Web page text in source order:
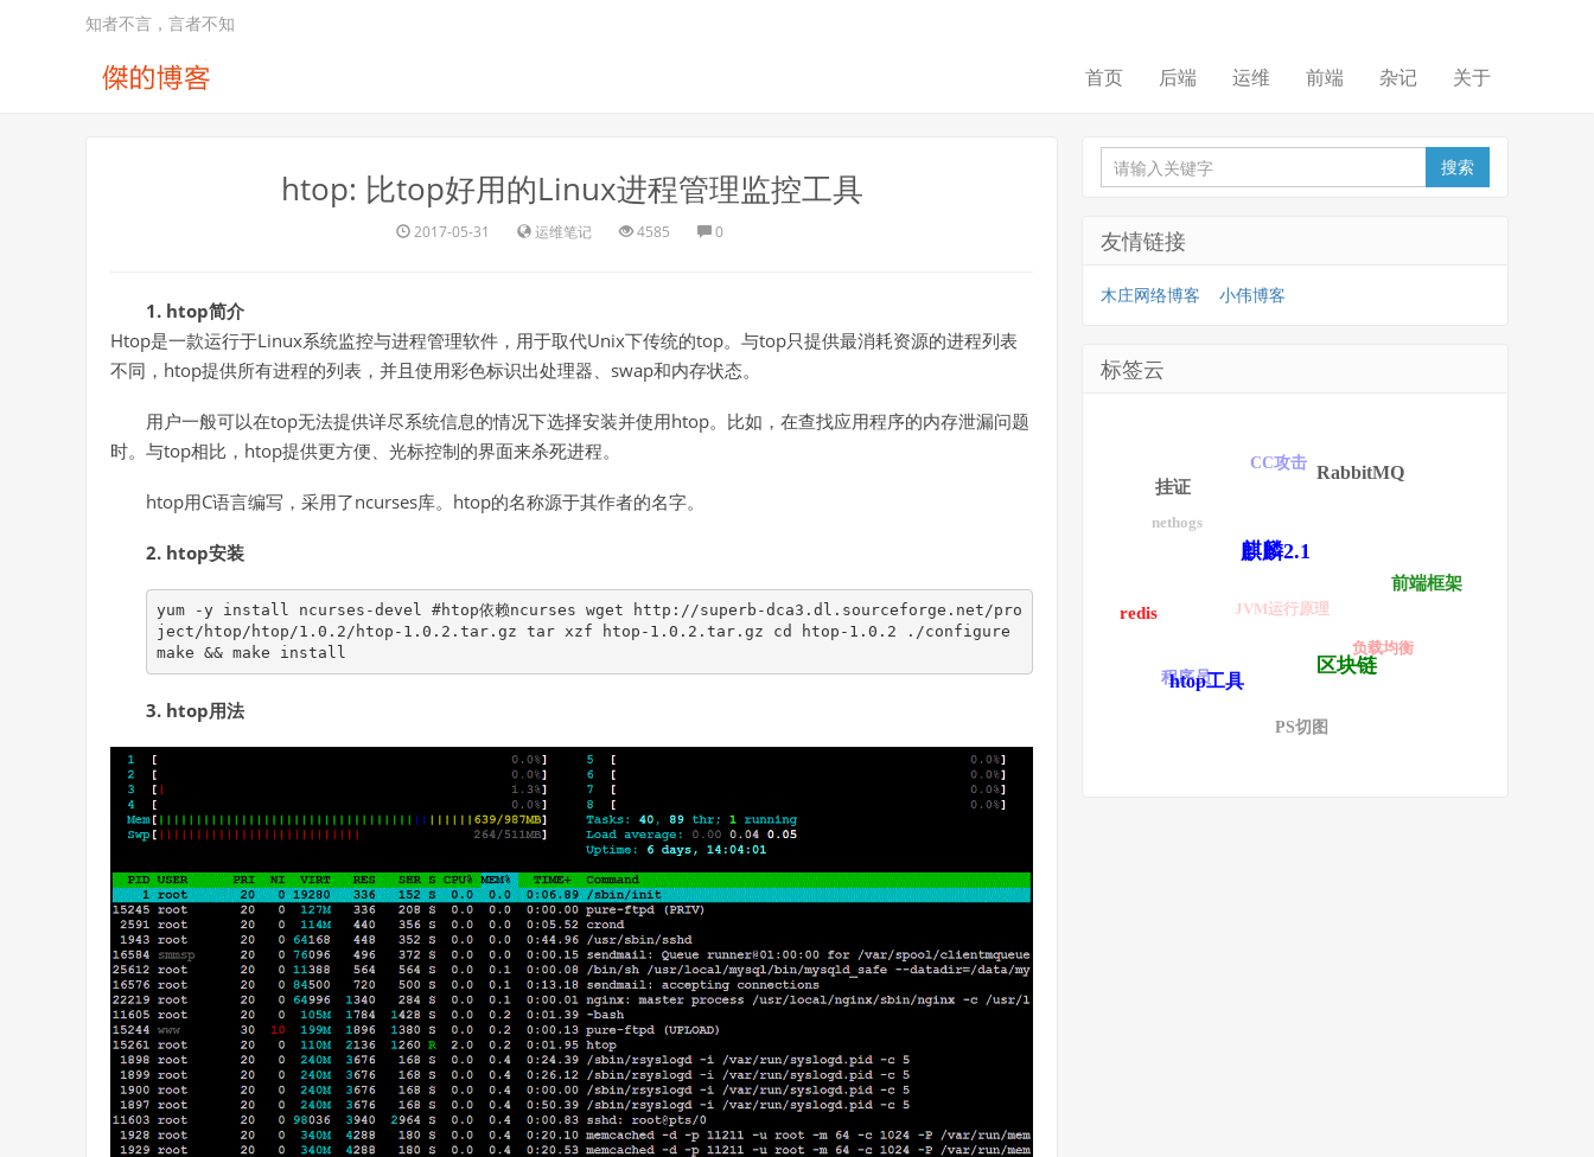
知者不言，言者不知
首页 后端 运维 前端 杂记 关于
htop: 比top好用的Linux进程管理监控工具
2017-05-31 运维笔记 4585 0
1. htop简介
Htop是一款运行于Linux系统监控与进程管理软件，用于取代Unix下传统的top。与top只提供最消耗资源的进程列表
不同，htop提供所有进程的列表，并且使用彩色标识出处理器、swap和内存状态。
用户一般可以在top无法提供详尽系统信息的情况下选择安装并使用htop。比如，在查找应用程序的内存泄漏问题
时。与top相比，htop提供更方便、光标控制的界面来杀死进程。
htop用C语言编写，采用了ncurses库。htop的名称源于其作者的名字。
2. htop安装
yum -y install ncurses-devel #htop依赖ncurses wget http://superb-dca3.dl.sourceforge.net/pro
ject/htop/htop/1.0.2/htop-1.0.2.tar.gz tar xzf htop-1.0.2.tar.gz cd htop-1.0.2 ./configure
make && make install
3. htop用法
友情链接
木庄网络博客 小伟博客
标签云
redis
PS切图
麒麟2.1
区块链
挂证
nethogs
htop工具
前端框架
RabbitMQ
负载均衡
程序员
CC攻击
JVM运行原理